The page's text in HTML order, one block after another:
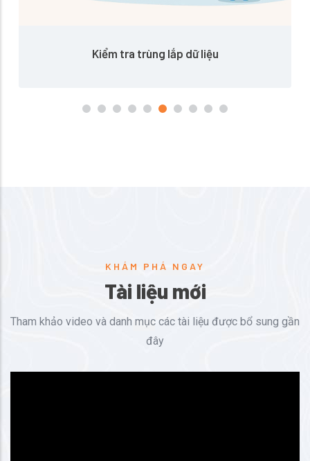
Bộ hướng dẫn nghiên cứu
KHÁM PHÁ NGAY
Tài liệu mới
Tham khảo video và danh mục các tài liệu được bổ sung gần
đây